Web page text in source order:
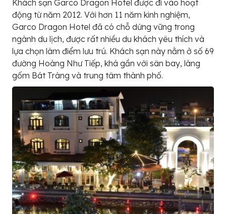
Khách sạn Garco Dragon Hotel được đi vào hoạt
động từ năm 2012. Với hơn 11 năm kinh nghiệm,
Garco Dragon Hotel đã có chỗ dứng vững trong
ngành du lịch, được rất nhiều du khách yêu thích và
lựa chọn làm điểm lưu trú. Khách sạn này nằm ở số 69
đường Hoàng Như Tiếp, khá gần với sân bay, làng
gốm Bát Tràng và trung tâm thành phố.